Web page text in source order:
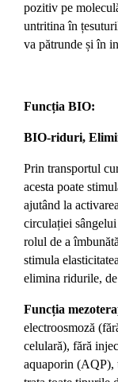
pozitiv pe
untritina în
va pătrunde și în
Funcția BIO:
BIO-riduri,
Prin transportul
acesta poate
ajutând la
circulației
rolul de a
stimula
elimina ridurile,
Funcția
electroosmoză
celulară), fără
aquaporin (AQP),